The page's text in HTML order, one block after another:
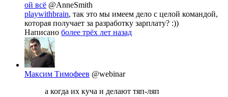
ой всё @AnneSmith
playwithbrain, так это мы имеем дело с целой командой,
которая получает за разработку зарплату? :))
Написано более трёх лет назад
Максим Тимофеев @webinar
а когда их куча и делают тяп-ляп